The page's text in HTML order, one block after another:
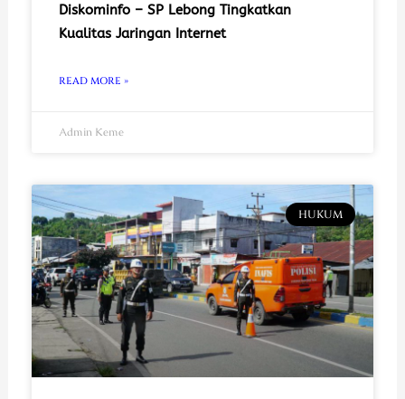
Diskominfo – SP Lebong Tingkatkan
Kualitas Jaringan Internet
READ MORE »
Admin Keme
HUKUM